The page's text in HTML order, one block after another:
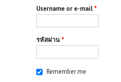
Username or e-mail *
รหัสผ่าน *
Remember me